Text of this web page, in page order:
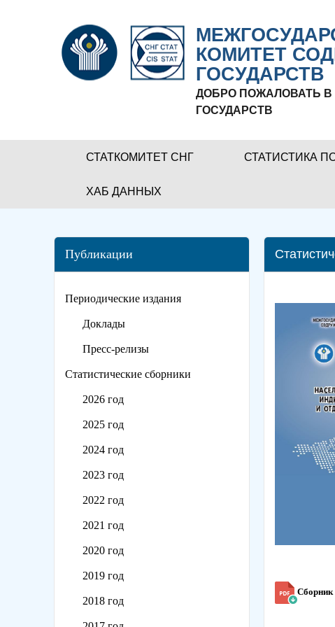
КОМИТЕТ
ГОСУДАРСТВ
ДОБРО ПОЖАЛОВАТЬ
ГОСУДАРСТВ
СТАТКОМИТЕТ СНГ СТАТИСТИКА
ХАБ ДАННЫХ
Публикации
Периодические издания
Доклады
Пресс-релизы
Статистические сборники
2026 год
2025 год
2024 год
2023 год
2022 год
2021 год
2020 год
2019 год
2018 год
Сборник